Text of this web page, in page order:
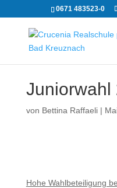
0671 483523-0
Juniorwahl
von Bettina Raffaeli|
Hohe Wahlbeteiligung